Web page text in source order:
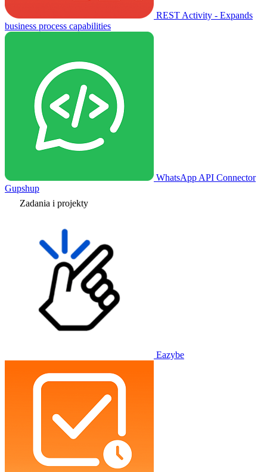
REST Activity - Expands
business process capabilities
WhatsApp API Connector
Gupshup
Zadania i projekty
Eazybe